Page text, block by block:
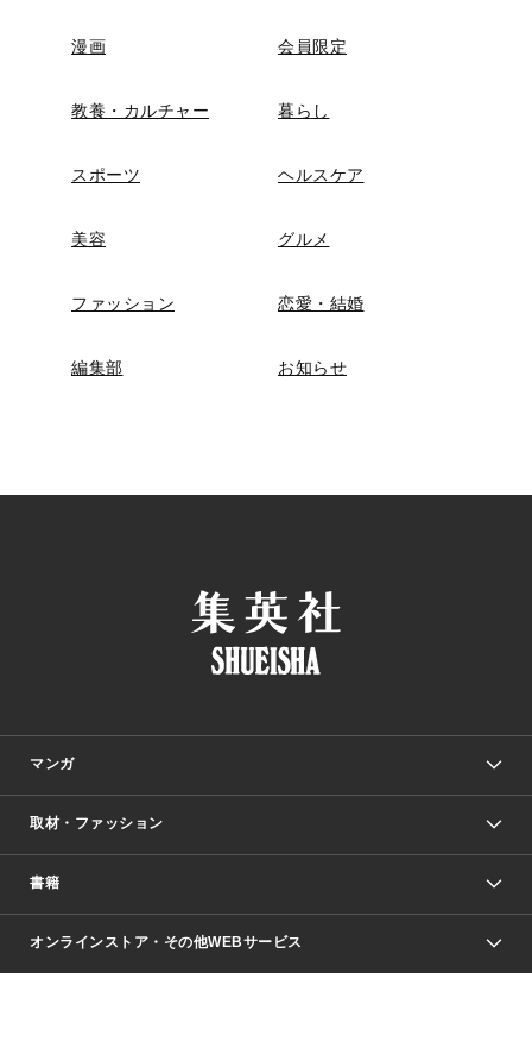
漫画 会員限定
教養・カルチャー 暮らし
スポーツ ヘルスケア
美容 グルメ
ファッション 恋愛・結婚
編集部 お知らせ
マンガ
少年マンガ
Vジャンプ
週刊ヤングジャンプ
取材・ファッション
Seventeen
芸能・情報・スポーツ
書籍
文芸・文庫・総合
オンラインストア・その他WEBサービス